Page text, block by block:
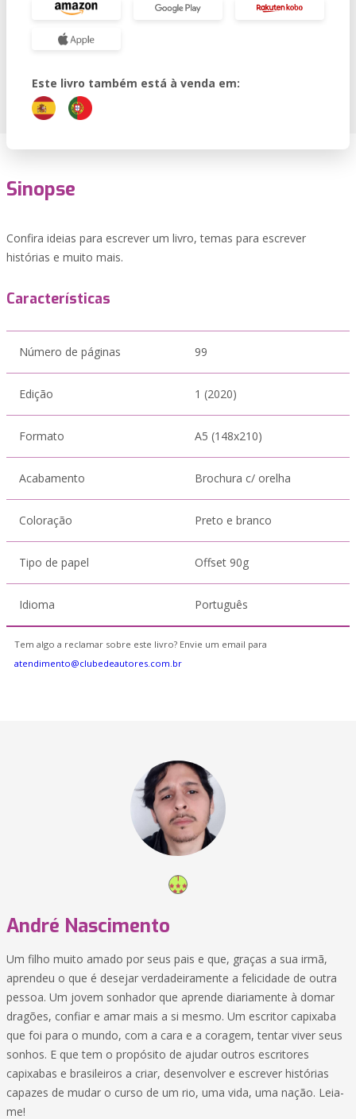
Este livro também está à venda em:
Sinopse
Confira ideias para escrever um livro, temas para escrever
histórias e muito mais.
Características
Número de páginas 99
Edição 1 (2020)
Formato A5 (148x210)
Acabamento Brochura c/ orelha
Coloração Preto e branco
Tipo de papel Offset 90g
Idioma Português
Tem algo a reclamar sobre este livro? Envie um email para
atendimento@clubedeautores.com.br
André Nascimento
Um filho muito amado por seus pais e que, graças a sua irmã,
aprendeu o que é desejar verdadeiramente a felicidade de outra
pessoa. Um jovem sonhador que aprende diariamente à domar
dragões, confiar e amar mais a si mesmo. Um escritor capixaba
que foi para o mundo, com a cara e a coragem, tentar viver seus
sonhos. E que tem o propósito de ajudar outros escritores
capixabas e brasileiros a criar, desenvolver e escrever histórias
capazes de mudar o curso de um rio, uma vida, uma nação. Leia-
me!